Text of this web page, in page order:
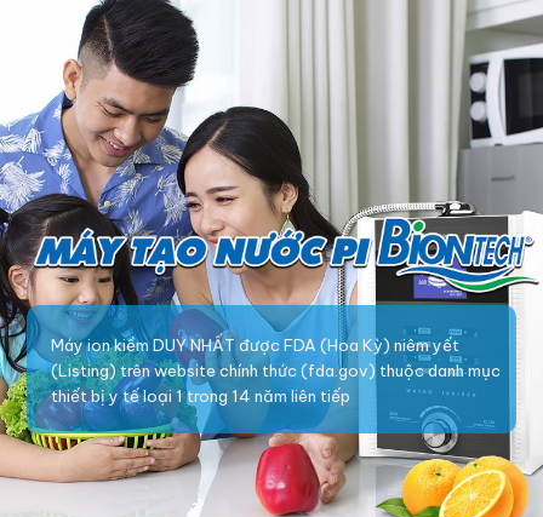
Máy ion kiềm DUY NHẤT được FDA (Hoa Kỳ) niêm yết
(Listing) trên website chính thức (fda.gov) thuộc danh mục
thiết bị y tế loại 1 trong 14 năm liên tiếp